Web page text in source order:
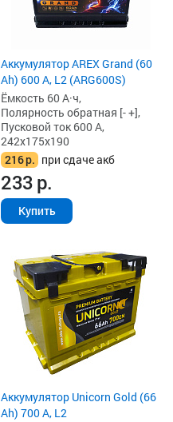
Аккумулятор AREX Grand (60
Ah) 600 А, L2 (ARG600S)
Ёмкость 60 А·ч,
Полярность обратная [- +],
Пусковой ток 600 А,
242x175x190
216р. при сдаче акб
233р.
Купить
Аккумулятор Unicorn Gold (66
Ah) 700 А, L2